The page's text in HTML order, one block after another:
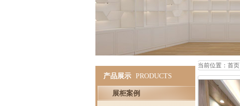
产品展示 PRODUCTS
展柜案例
当前位置： 首页